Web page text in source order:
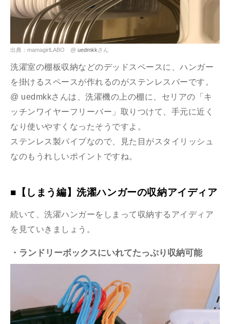
出典：mamagirlLABO @ uedmkkさん
洗濯室の棚板収納などのデッドスペースに、ハンガー
を掛けるスペースが作れるのがステンレスバーです。
@ uedmkkさんは、洗濯機の上の棚に、セリアの「キ
ッチンワイヤーフリーバー」取りつけて、手元に近く
なり使いやすくなったそうですよ。
ステンレス製パイプなので、見た目がスタイリッシュ
なのもうれしいポイントですね。
■【しまう編】洗濯ハンガーの収納アイディア
続いて、洗濯ハンガーをしまって収納するアイディア
を見ていきましょう。
・ランドリーボックスにいれてたっぷり収納可能